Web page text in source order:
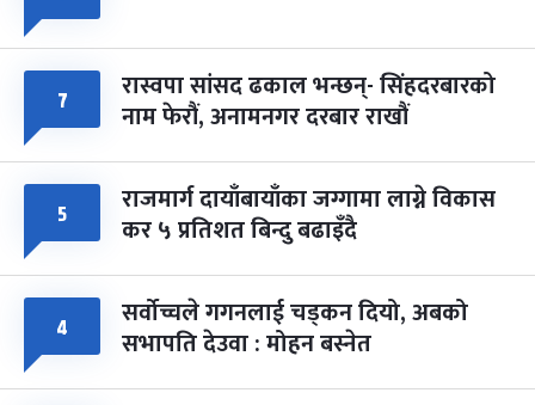
सोम
७ रास्वपा सांसद ढकाल भन्छन्- सिंहदरबारको
नाम फेरौं, अनामनगर दरबार राखौं
५ राजमार्ग दायाँबायाँका जग्गामा लाग्ने विकास
कर ५ प्रतिशत बिन्दु बढाइँदै
४ सर्वोच्चले गगनलाई चड्कन दियो, अबको
सभापति देउवा : मोहन बस्नेत